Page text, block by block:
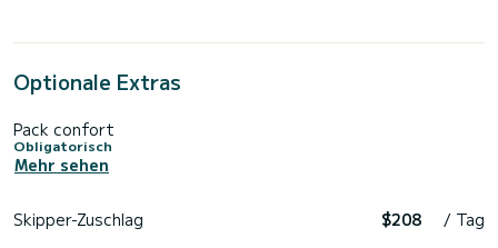
Optionale Extras
Pack confort
Obligatorisch
Mehr sehen
Skipper-Zuschlag $208 / Tag